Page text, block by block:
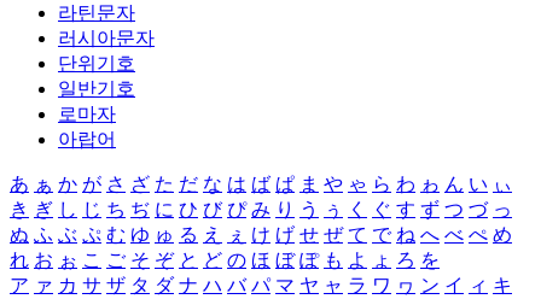
라틴문자
러시아문자
단위기호
일반기호
로마자
아랍어
あ ぁ か が さ ざ た だ な は ば ぱ ま や ゃ ら わ ゎ ん い ぃ
き ぎ し じ ち ぢ に ひ び ぴ み り う ぅ く ぐ す ず つ づ っ
ぬ ふ ぶ ぷ む ゆ ゅ る え ぇ け げ せ ぜ て で ね へ べ ぺ め
れ お ぉ こ ご そ ぞ と ど の ほ ぼ ぽ も よ ょ ろ を
ア ァ カ サ ザ タ ダ ナ ハ バ パ マ ヤ ャ ラ ワ ヮ ン イ ィ キ